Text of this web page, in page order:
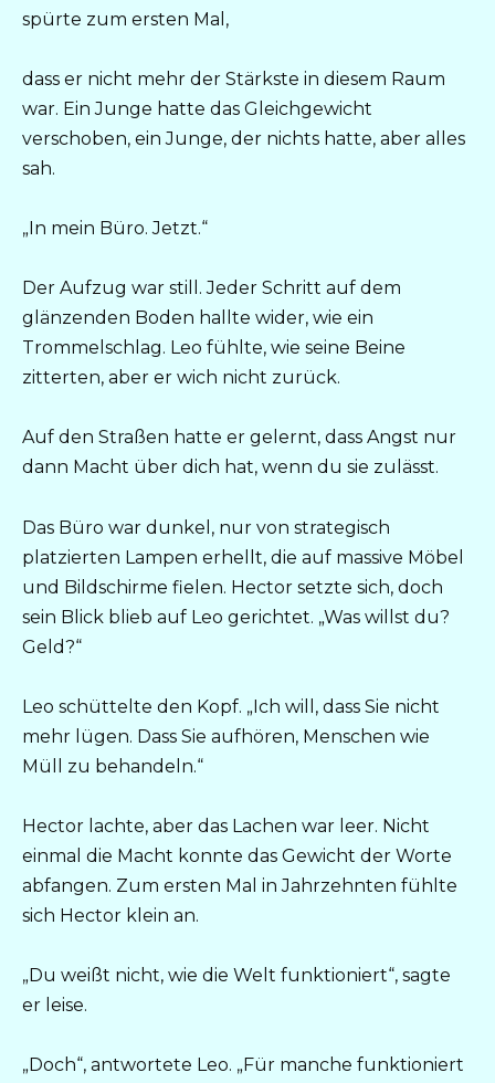
spürte zum ersten Mal,
dass er nicht mehr der Stärkste in diesem Raum
war. Ein Junge hatte das Gleichgewicht
verschoben, ein Junge, der nichts hatte, aber alles
sah.
„In mein Büro. Jetzt.“
Der Aufzug war still. Jeder Schritt auf dem
glänzenden Boden hallte wider, wie ein
Trommelschlag. Leo fühlte, wie seine Beine
zitterten, aber er wich nicht zurück.
Auf den Straßen hatte er gelernt, dass Angst nur
dann Macht über dich hat, wenn du sie zulässt.
Das Büro war dunkel, nur von strategisch
platzierten Lampen erhellt, die auf massive Möbel
und Bildschirme fielen. Hector setzte sich, doch
sein Blick blieb auf Leo gerichtet. „Was willst du?
Geld?“
Leo schüttelte den Kopf. „Ich will, dass Sie nicht
mehr lügen. Dass Sie aufhören, Menschen wie
Müll zu behandeln.“
Hector lachte, aber das Lachen war leer. Nicht
einmal die Macht konnte das Gewicht der Worte
abfangen. Zum ersten Mal in Jahrzehnten fühlte
sich Hector klein an.
„Du weißt nicht, wie die Welt funktioniert“, sagte
er leise.
„Doch“, antwortete Leo. „Für manche funktioniert